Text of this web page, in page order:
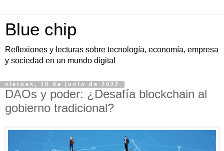
Blue chip
Reflexiones y lecturas sobre tecnología, economía, empresa
y sociedad en un mundo digital
viernes, 10 de junio de 2022
DAOs y poder: ¿Desafía blockchain al
gobierno tradicional?